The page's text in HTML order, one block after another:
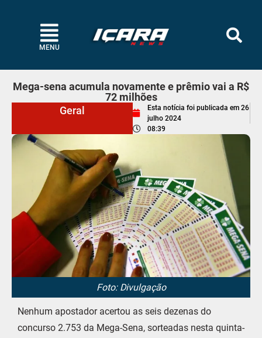
MENU
Mega-sena acumula novamente e prêmio vai a R$
72 milhões
Geral
Esta notícia foi publicada em 26
julho 2024
08:39
Foto: Divulgação
Nenhum apostador acertou as seis dezenas do
concurso 2.753 da Mega-Sena, sorteadas nesta quinta-